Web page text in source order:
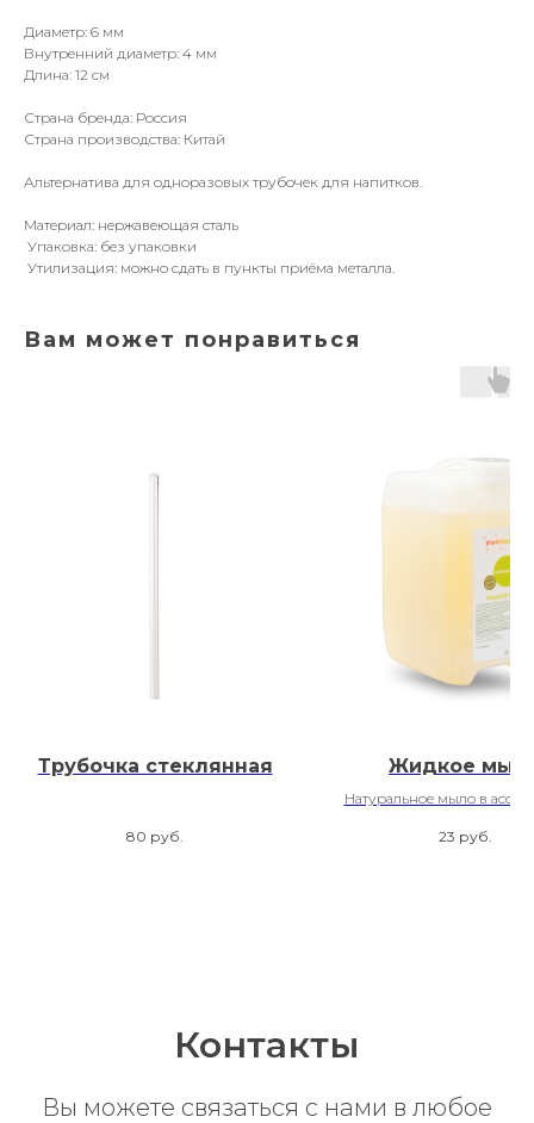
Диаметр: 6 мм
Внутренний диаметр: 4 мм
Длина: 12 см
Страна бренда: Россия
Страна производства: Китай
Альтернатива для одноразовых трубочек для напитков.
Материал: нержавеющая сталь
Упаковка: без упаковки
Утилизация: можно сдать в пункты приёма металла.
Вам может понравиться
Трубочка стеклянная
80 руб.
Жидкое
Натуральное мыло в
23 руб.
Контакты
Вы можете связаться с нами в любое